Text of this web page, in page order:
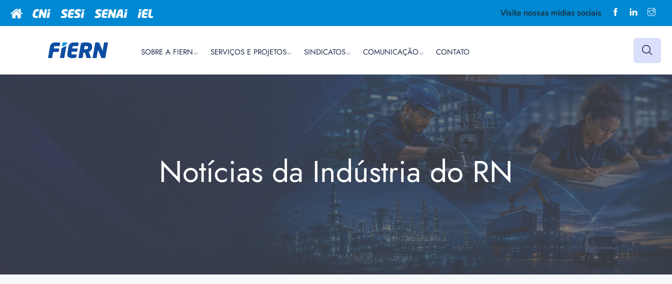
Visite nossas mídias sociais
SOBRE A FIERN SERVIÇOS E PROJETOS SINDICATOS COMUNICAÇÃO CONTATO
Notícias da Indústria do RN